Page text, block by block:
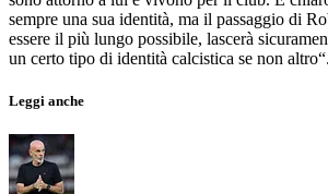
sempre una sua identità, ma il passaggio di
essere il più lungo possibile, lascerà
un certo tipo di identità calcistica se non altro“.
Leggi anche